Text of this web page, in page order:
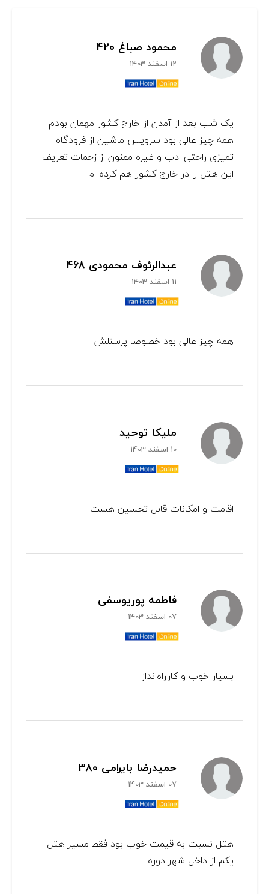
محمود صباغ 420
12 اسفند 1403
یک شب بعد از آمدن از خارج کشور مهمان بودم
همه چیز عالی بود سرویس ماشین از فرودگاه
تمیزی راحتی ادب و غیره ممنون از زحمات تعریف
این هتل را در خارج کشور هم کرده ام
عبدالرئوف محمودی 468
11 اسفند 1403
همه چيز عالی بود خصوصا پرسنلش
ملیکا توحید
10 اسفند 1403
اقامت و امکانات قابل تحسین هست
فاطمه پوریوسفی
07 اسفند 1403
بسیار خوب و کار‌راه‌انداز
حمیدرضا بایرامی 380
07 اسفند 1403
هتل نسبت به قیمت خوب بود فقط مسیر هتل
یکم از داخل شهر دوره